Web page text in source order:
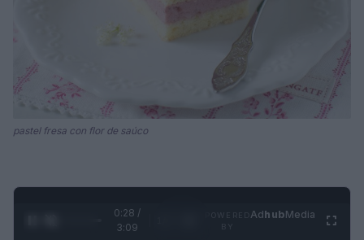
pastel fresa con flor de saúco
0:29 /
3:09
AdhubMedia